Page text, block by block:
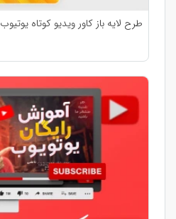
طرح لایه باز کاور ویدیو کوتاه یوتیوب